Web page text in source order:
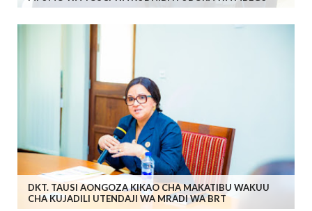
DKT. TAUSI AONGOZA KIKAO CHA MAKATIBU WAKUU
CHA KUJADILI UTENDAJI WA MRADI WA BRT